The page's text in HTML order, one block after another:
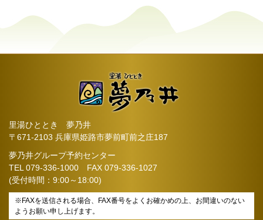
里湯ひととき 夢乃井
〒671-2103 兵庫県姫路市夢前町前之庄187
夢乃井グループ予約センター
TEL079-336-1000 FAX 079-336-1027
(受付時間：9:00～18:00)
※FAXを送信される場合、FAX番号をよくお確かめの上、お間違いのない
ようお願い申し上げます。